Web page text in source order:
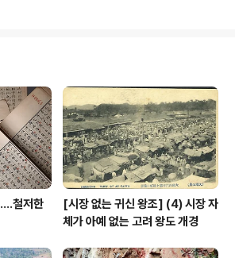
완연하나, 그건 신라 고유의
를 빌려 표현한데 지나지 않
이 사람을 잡은 셈이다. 원광
단 사제였다. 이건 삼국유사
10. 29) *** 신라 화랑이
철저한
[시장 없는 귀신 왕조] (4) 시장 자
체가 아예 없는 고려 왕도 개경